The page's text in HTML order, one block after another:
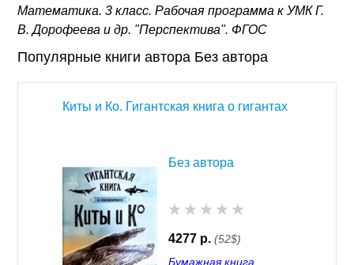
Математика. 3 класс. Рабочая программа к УМК Г.
В. Дорофеева и др. "Перспектива". ФГОС
Популярные книги автора Без автора
Киты и Ко. Гигантская книга о гигантах
Без автора
4277 р. (52$)
Бумажная книга